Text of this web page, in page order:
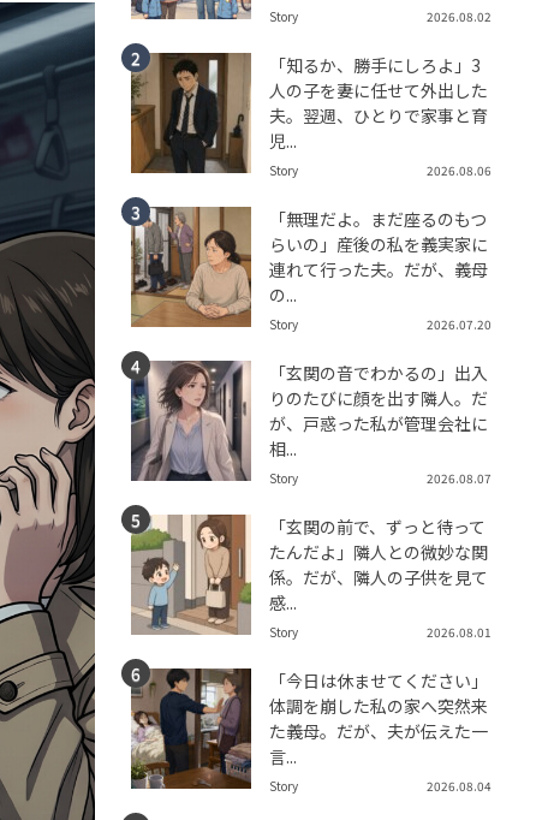
Story 2026.08.02
「知るか、勝手にしろよ」3
人の子を妻に任せて外出した
夫。翌週、ひとりで家事と育
児...
Story 2026.08.06
「無理だよ。まだ座るのもつ
らいの」産後の私を義実家に
連れて行った夫。だが、義母
の...
Story 2026.07.20
「玄関の音でわかるの」出入
りのたびに顔を出す隣人。だ
が、戸惑った私が管理会社に
相...
Story 2026.08.07
「玄関の前で、ずっと待って
たんだよ」隣人との微妙な関
係。だが、隣人の子供を見て
感...
Story 2026.08.01
「今日は休ませてください」
体調を崩した私の家へ突然来
た義母。だが、夫が伝えた一
言...
Story 2026.08.04